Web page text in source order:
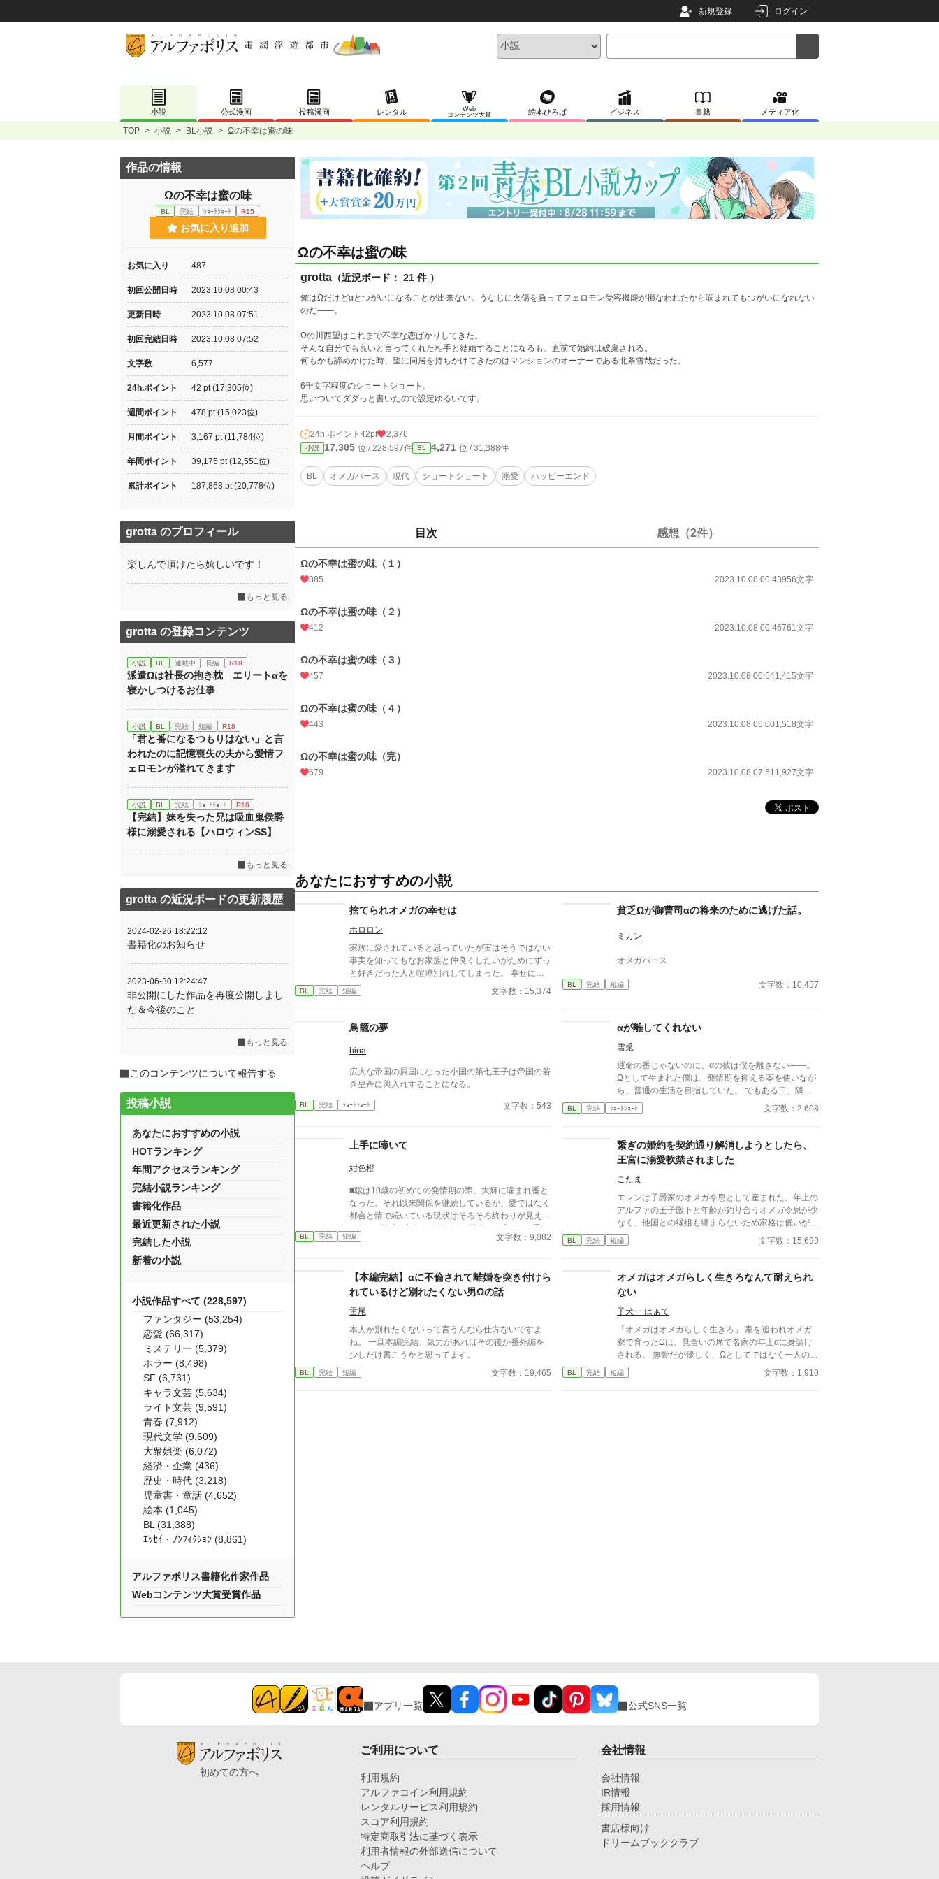
新規登録 ログイン
小説 公式漫画 投稿漫画 レンタル
Web
コンテンツ大賞
絵本ひろば ビジネス 書籍 メディア化
TOP > 小説 > BL小説 > Ωの不幸は蜜の味
Ωの不幸は蜜の味
grotta （近況ボード： 21 件 ）
俺はΩだけどαとつがいになることが出来ない。うなじに火傷を負ってフェロモン受容機能が損なわれたから噛まれてもつがいになれない
のだ――。
Ωの川西望はこれまで不幸な恋ばかりしてきた。
そんな自分でも良いと言ってくれた相手と結婚することになるも、直前で婚約は破棄される。
何もかも諦めかけた時、望に同居を持ちかけてきたのはマンションのオーナーである北条雪哉だった。
6千文字程度のショートショート。
思いついてダダっと書いたので設定ゆるいです。
24h.ポイント 42pt 2,376
小説 17,305 位 / 228,597件 BL 4,271 位 / 31,388件
BL オメガバース 現代 ショートショート 溺愛 ハッピーエンド
目次 感想（2件）
Ωの不幸は蜜の味（１）
385 2023.10.08 00:43956文字
Ωの不幸は蜜の味（２）
412 2023.10.08 00:46761文字
Ωの不幸は蜜の味（３）
457 2023.10.08 00:541,415文字
Ωの不幸は蜜の味（４）
443 2023.10.08 06:001,518文字
Ωの不幸は蜜の味（完）
679 2023.10.08 07:511,927文字
あなたにおすすめの小説
捨てられオメガの幸せは
ホロロン
家族に愛されていると思っていたが実はそうではない
事実を知ってもなお家族と仲良くしたいがためにずっ
と好きだった人と喧嘩別れしてしまった。 幸せにな
れると思ったのに…番になる前に捨てられて行き場を
なくした時に会ったのは、あの大好きな彼だった。
BL 完結 短編 文字数：15,374
貧乏Ωが御曹司αの将来のために逃げた話。
ミカン
オメガバース
BL 完結 短編 文字数：10,457
鳥籠の夢
hina
広大な帝国の属国になった小国の第七王子は帝国の若
き皇帝に輿入れすることになる。
BL 完結 ｼｮｰﾄｼｮｰﾄ 文字数：543
αが離してくれない
雪兎
運命の番じゃないのに、αの彼は僕を離さない――。
Ωとして生まれた僕は、発情期を抑える薬を使いなが
ら、普通の生活を目指していた。 でもある日、隣の
席の無口なαが、僕の香りに気づいてしまって……。
これは、番じゃないふたりの、近すぎる距離で始ま
BL 完結 ｼｮｰﾄｼｮｰﾄ 文字数：2,608
上手に啼いて
紺色橙
■聡は10歳の初めての発情期の際、大輝に噛まれ番と
なった。それ以来関係を継続しているが、愛ではなく
都合と情で続いている現状はそろそろ終わりが見えて
いた。 ■注意*独自オメガバース設定。■『それは愛か
本能か』と同じ世界設定です。関係は一切なし。
BL 完結 短編 文字数：9,082
繋ぎの婚約を契約通り解消しようとしたら、
王宮に溺愛軟禁されました
こたま
エレンは子爵家のオメガ令息として産まれた。年上の
アルファの王子殿下と年齢が釣り合うオメガ令息が少
なく、他国との縁組も纏まらないため家格は低いが繋
ぎとして一応婚約をしている。王子のことは兄のよう
に慕っており、初恋の人ではあるけれど、契約終了時
えていた。ところが婚約解消時期の直前に王子宮に軟
禁された。結婚を承諾するまでここから出さないと王
子から溢れるほどの愛を与えられる。ハッピーエンド
オメガバースBLです。
BL 完結 短編 文字数：15,699
【本編完結】αに不倫されて離婚を突き付けら
れているけど別れたくない男Ωの話
雷尾
本人が別れたくないって言うんなら仕方ないですよ
ね。 一旦本編完結、気力があればその後か番外編を
少しだけ書こうかと思ってます。
BL 完結 短編 文字数：19,465
オメガはオメガらしく生きろなんて耐えられ
ない
子犬一 はぁて
「オメガはオメガらしく生きろ」 家を追われオメガ
寮で育ったΩは、見合いの席で名家の年上αに身請け
される。 無骨だが優しく、Ωとしてではなく一人の人
間として扱ってくれる彼に初めて恋をした。 しかし
幸せな日々は突然終わり、二人は別れることになる。
BL 完結 短編 文字数：1,910
作品の情報
Ωの不幸は蜜の味
BL 完結 ｼｮｰﾄｼｮｰﾄ R15
お気に入り追加
お気に入り 487
初回公開日時 2023.10.08 00:43
更新日時 2023.10.08 07:51
初回完結日時 2023.10.08 07:52
文字数 6,577
24h.ポイント 42 pt (17,305位)
週間ポイント 478 pt (15,023位)
月間ポイント 3,167 pt (11,784位)
年間ポイント 39,175 pt (12,551位)
累計ポイント 187,868 pt (20,778位)
grotta のプロフィール
楽しんで頂けたら嬉しいです！
もっと見る
grotta の登録コンテンツ
小説 BL 連載中 長編 R18
派遣Ωは社長の抱き枕 エリートαを
寝かしつけるお仕事
小説 BL 完結 短編 R18
「君と番になるつもりはない」と言
われたのに記憶喪失の夫から愛情フ
ェロモンが溢れてきます
小説 BL 完結 ｼｮｰﾄｼｮｰﾄ R18
【完結】妹を失った兄は吸血鬼侯爵
様に溺愛される【ハロウィンSS】
もっと見る
grotta の近況ボードの更新履歴
2024-02-26 18:22:12
書籍化のお知らせ
2023-06-30 12:24:47
非公開にした作品を再度公開しまし
た＆今後のこと
もっと見る
このコンテンツについて報告する
投稿小説
あなたにおすすめの小説
HOTランキング
年間アクセスランキング
完結小説ランキング
書籍化作品
最近更新された小説
完結した小説
新着の小説
小説作品すべて (228,597)
ファンタジー (53,254)
恋愛 (66,317)
ミステリー (5,379)
ホラー (8,498)
SF (6,731)
キャラ文芸 (5,634)
ライト文芸 (9,591)
青春 (7,912)
現代文学 (9,609)
大衆娯楽 (6,072)
経済・企業 (436)
歴史・時代 (3,218)
児童書・童話 (4,652)
絵本 (1,045)
BL (31,388)
ｴｯｾｲ・ﾉﾝﾌｨｸｼｮﾝ (8,861)
アルファポリス書籍化作家作品
Webコンテンツ大賞受賞作品
アプリ一覧 公式SNS一覧
初めての方へ
ご利用について
利用規約
アルファコイン利用規約
レンタルサービス利用規約
スコア利用規約
特定商取引法に基づく表示
利用者情報の外部送信について
ヘルプ
会社情報
会社情報
IR情報
採用情報
書店様向け
ドリームブッククラブ